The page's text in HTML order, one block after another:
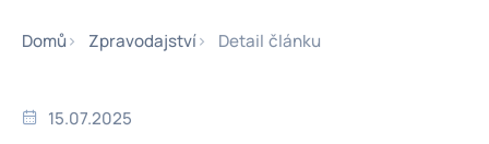
Domů Zpravodajství Detail článku
15.07.2025